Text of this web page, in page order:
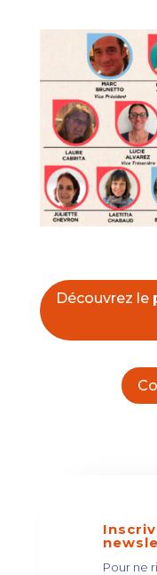
Découvrez
Pour ne